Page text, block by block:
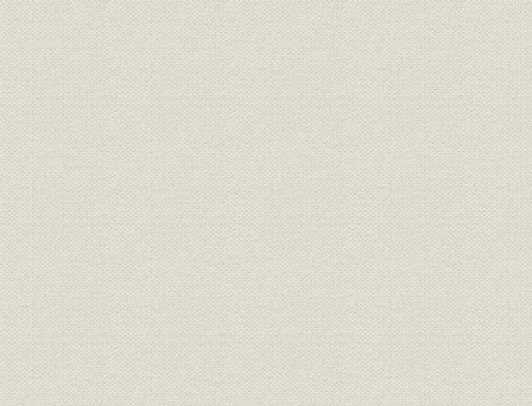
財務・業績
宇部銀行主要勘定期末残高推移
および指標
昭和10年
年(1943年
融資
百十銀行の貸出金業種別残高推
移
昭和元年
10年(1935
(1942年
従業員
百十銀行年末現在行員数(休職者
を含む)
昭和12年
(1942年)
銀行;業界
全国普通銀行および貯蓄銀行の
異動
昭和1年
(1945年)
昭和12年